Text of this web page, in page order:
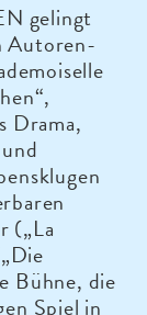
gelingt
Autoren-
Drama,
(„La
Bühne, die
Spiel in